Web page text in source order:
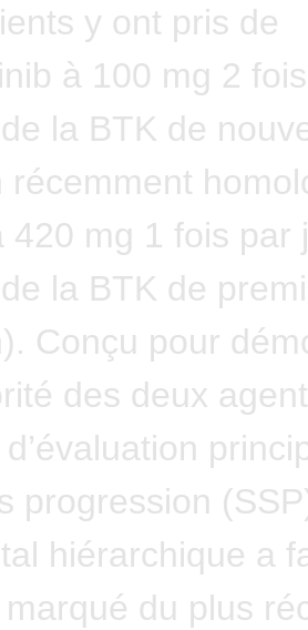
y ont pris de
à 100 mg 2
la BTK de
récemment
420 mg 1 fois par
la BTK de
Conçu pour
des deux
progression
hiérarchique a
marqué du plus